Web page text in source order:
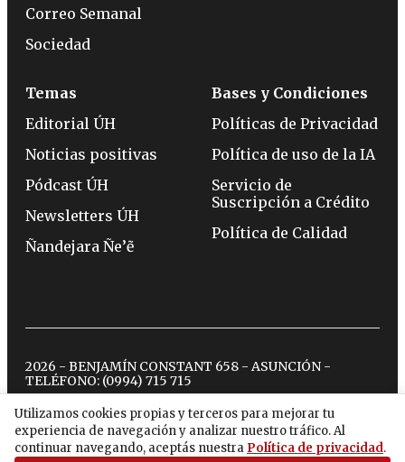
Utilizamos cookies propias y terceros para mejorar tu
experiencia de navegación y analizar nuestro tráfico. Al
continuar navegando, aceptás nuestra Política de privacidad.
Correo Semanal
Sociedad
Temas
Editorial ÚH
Noticias positivas
Pódcast ÚH
Newsletters ÚH
Ñandejara Ñe’ẽ
Bases y Condiciones
Políticas de Privacidad
Política de uso de la IA
Servicio de
Suscripción a Crédito
Política de Calidad
2026 - BENJAMÍN CONSTANT 658 - ASUNCIÓN -
TELÉFONO: (0994) 715 715
twitterinstagram
facebook
tiktokyoutubespotify